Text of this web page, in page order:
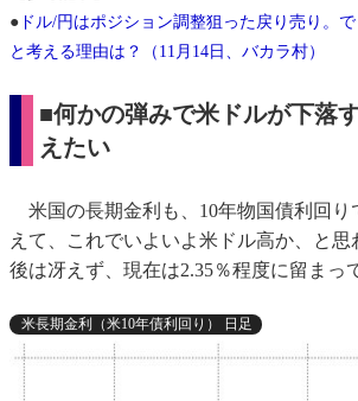
● ドル/円はポジション調整狙った戻り売り。
と考える理由は？（11月14日、バカラ村）
■何かの弾みで米ドルが下落
えたい
米国の長期金利も、10年物国債利回り
えて、これでいよいよ米ドル高か、と
後は冴えず、現在は2.35％程度に留まっ
米長期金利（米10年債利回り） 日足